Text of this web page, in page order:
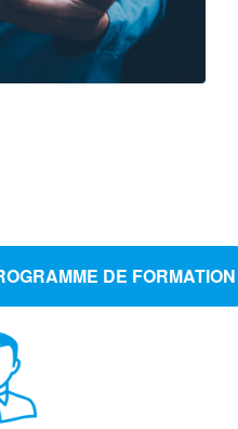
DE FORMATION